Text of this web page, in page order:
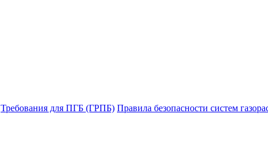
Требования для ПГБ (ГРПБ) Правила безопасности систем